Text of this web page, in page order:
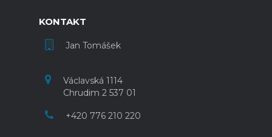
KONTAKT
Jan Tomášek
Václavská 1114
Chrudim 2 537 01
+420 776 210 220